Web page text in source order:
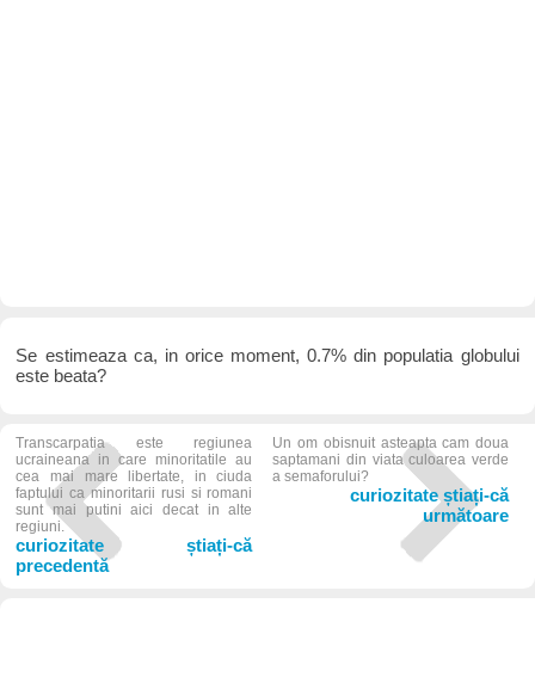
Se estimeaza ca, in orice moment, 0.7% din populatia globului
este beata?
Transcarpatia este regiunea
ucraineana in care minoritatile au
cea mai mare libertate, in ciuda
faptului ca minoritarii rusi si romani
sunt mai putini aici decat in alte
regiuni.
curiozitate știați-că
precedentă
Un om obisnuit asteapta cam doua
saptamani din viata culoarea verde
a semaforului?
curiozitate știați-că
următoare